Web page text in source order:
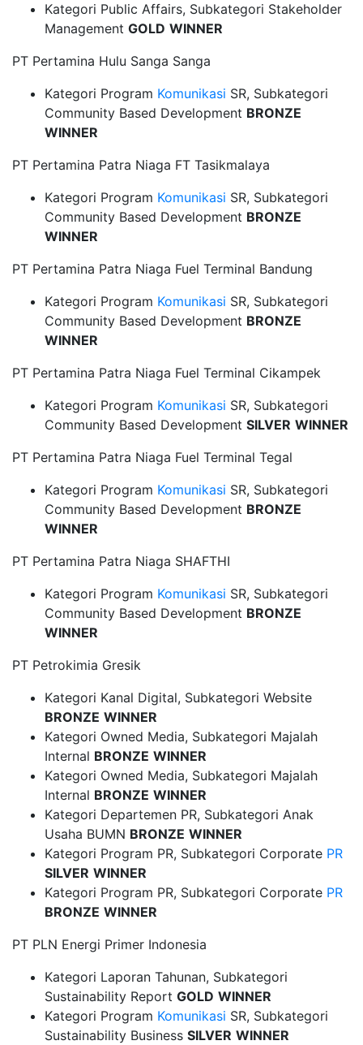
Kategori Public Affairs, Subkategori Stakeholder
Management GOLD WINNER
PT Pertamina Hulu Sanga Sanga
Kategori Program Komunikasi SR, Subkategori
Community Based Development BRONZE
WINNER
PT Pertamina Patra Niaga FT Tasikmalaya
Kategori Program Komunikasi SR, Subkategori
Community Based Development BRONZE
WINNER
PT Pertamina Patra Niaga Fuel Terminal Bandung
Kategori Program Komunikasi SR, Subkategori
Community Based Development BRONZE
WINNER
PT Pertamina Patra Niaga Fuel Terminal Cikampek
Kategori Program Komunikasi SR, Subkategori
Community Based Development SILVER WINNER
PT Pertamina Patra Niaga Fuel Terminal Tegal
Kategori Program Komunikasi SR, Subkategori
Community Based Development BRONZE
WINNER
PT Pertamina Patra Niaga SHAFTHI
Kategori Program Komunikasi SR, Subkategori
Community Based Development BRONZE
WINNER
PT Petrokimia Gresik
Kategori Kanal Digital, Subkategori Website
BRONZE WINNER
Kategori Owned Media, Subkategori Majalah
Internal BRONZE WINNER
Kategori Owned Media, Subkategori Majalah
Internal BRONZE WINNER
Kategori Departemen PR, Subkategori Anak
Usaha BUMN BRONZE WINNER
Kategori Program PR, Subkategori Corporate PR
SILVER WINNER
Kategori Program PR, Subkategori Corporate PR
BRONZE WINNER
PT PLN Energi Primer Indonesia
Kategori Laporan Tahunan, Subkategori
Sustainability Report GOLD WINNER
Kategori Program Komunikasi SR, Subkategori
Sustainability Business SILVER WINNER